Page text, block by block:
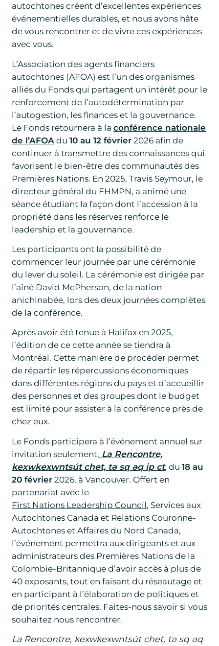
autochtones créent d’excellentes expériences
événementielles durables, et nous avons hâte
de vous rencontrer et de vivre ces expériences
avec vous.
L’Association des agents financiers
autochtones (AFOA) est l’un des organismes
alliés du Fonds qui partagent un intérêt pour le
renforcement de l’autodétermination par
l’autogestion, les finances et la gouvernance.
Le Fonds retournera à la conférence nationale
de l’AFOAdu 10 au 12 février2026 afin de
continuer à transmettre des connaissances qui
favorisent le bien-être des communautés des
Premières Nations. En 2025, Travis Seymour, le
directeur général du FHMPN, a animé une
séance étudiant la façon dont l’accession à la
propriété dans les réserves renforce le
leadership et la gouvernance.
Les participants ont la possibilité de
commencer leur journée par une cérémonie
du lever du soleil. La cérémonie est dirigée par
l’aîné David McPherson, de la nation
anichinabée, lors des deux journées complètes
de la conférence.
Après avoir été tenue à Halifax en 2025,
l’édition de ce cette année se tiendra à
Montréal. Cette manière de procéder permet
de répartir les répercussions économiques
dans différentes régions du pays et d’accueillir
des personnes et des groupes dont le budget
est limité pour assister à la conférence près de
chez eux.
Le Fonds participera à l’événement annuel sur
invitation seulement, La Rencontre,
kexwkexwntsút chet, tə sq əq ip ct, du 18 au
20 février2026, à Vancouver. Offert en
partenariat avec le
First Nations Leadership Council, Services aux
Autochtones Canada et Relations Couronne-
Autochtones et Affaires du Nord Canada,
l’événement permettra aux dirigeants et aux
administrateurs des Premières Nations de la
Colombie-Britannique d’avoir accès à plus de
40 exposants, tout en faisant du réseautage et
en participant à l’élaboration de politiques et
de priorités centrales. Faites-nous savoir si vous
souhaitez nous rencontrer.
La Rencontre, kexwkexwntsút chet, tə sq əq